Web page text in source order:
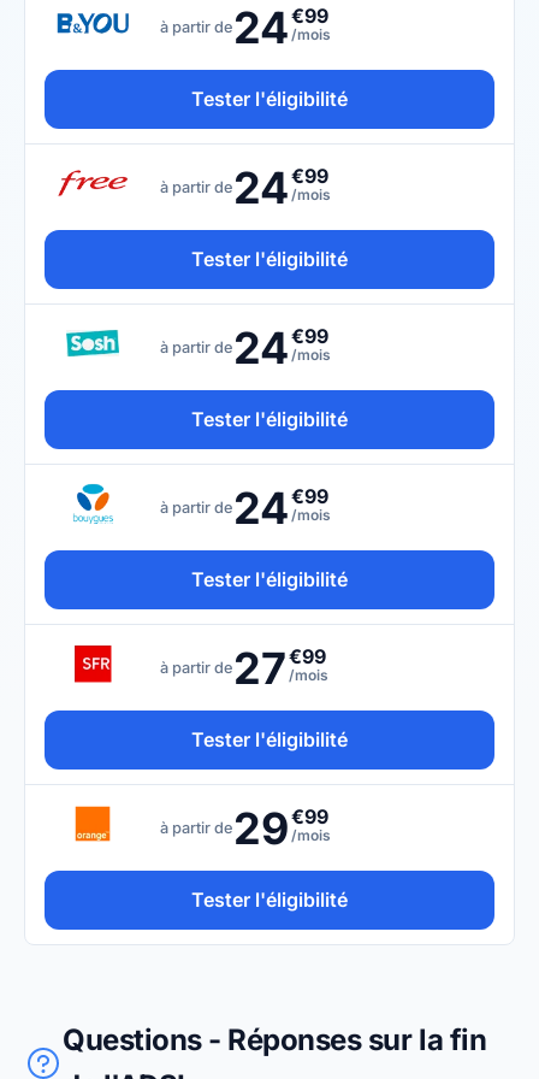
à partir de 24€99
/mois
Tester l'éligibilité
à partir de 24€99
/mois
Tester l'éligibilité
à partir de 24€99
/mois
Tester l'éligibilité
à partir de 24€99
/mois
Tester l'éligibilité
à partir de 27€99
/mois
Tester l'éligibilité
à partir de 29€99
/mois
Tester l'éligibilité
Questions - Réponses sur la fin